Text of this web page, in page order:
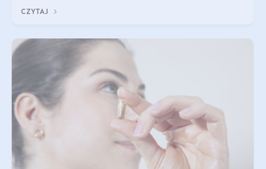
eteryczne są najlepsze? Poznaj najważniejsze kryteria wyboru!
CZYTAJ